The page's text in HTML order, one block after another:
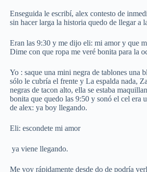
Enseguida le escribí, alex contesto de
sin hacer larga la historia quedo de llegar a
Eran las 9:30 y me dijo eli: mi amor y que
Dime con que ropa me veré bonita para la
Yo : saque una mini negra de tablones una
sólo le cubría el frente y La espalda nada,
negras de tacon alto, ella se estaba
bonita que quedo las 9:50 y sonó el cel era
de alex: ya boy llegando.
Eli: escondete mi amor
ya viene llegando.
Me voy rápidamente desde do de podría